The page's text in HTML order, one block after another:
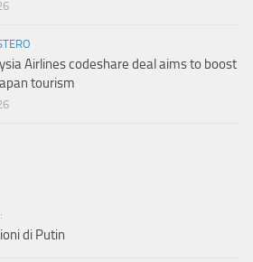
Airlines codeshare deal aims to boost
tourism
di Putin